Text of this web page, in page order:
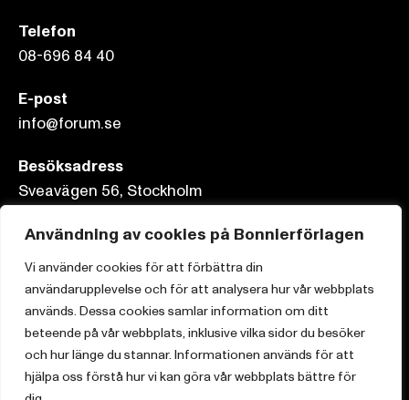
Användning av cookies på Bonnierförlagen
Vi använder cookies för att förbättra din
användarupplevelse och för att analysera hur vår webbplats
används. Dessa cookies samlar information om ditt
beteende på vår webbplats, inklusive vilka sidor du besöker
och hur länge du stannar. Informationen används för att
hjälpa oss förstå hur vi kan göra vår webbplats bättre för
Telefon
08-696 84 40
E-post
info@forum.se
Besöksadress
Sveavägen 56, Stockholm
Postadress
Box 3159, 103 63 Stockholm
Om Bonnierförlagen
Cookies